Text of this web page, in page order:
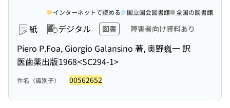
紙 デジタル 図書 障害者向け資料あり
Piero P.Foa, Giorgio Galansino 著, 奥野巍一 訳
医歯薬出版1968<SC294-1>
インターネットで読める 国立国会図書館 全国の図書館
件名（識別子） 00562652